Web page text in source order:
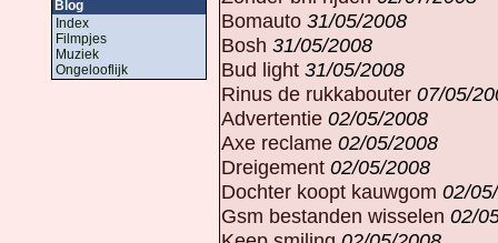
Blog
Index
Filmpjes
Muziek
Ongelooflijk
Bomauto 31/05/2008
Bosh 31/05/2008
Bud light 31/05/2008
Rinus de rukkabouter 07/05/
Advertentie 02/05/2008
Axe reclame 02/05/2008
Dreigement 02/05/2008
Dochter koopt kauwgom 02/
Gsm bestanden wisselen 02/